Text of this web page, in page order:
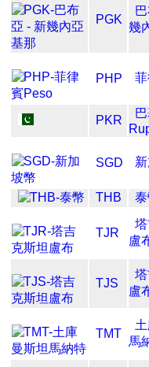
PGK
幾
PHP
PKR
SGD
THB
TJR
盧
TJS
盧
TMT
馬